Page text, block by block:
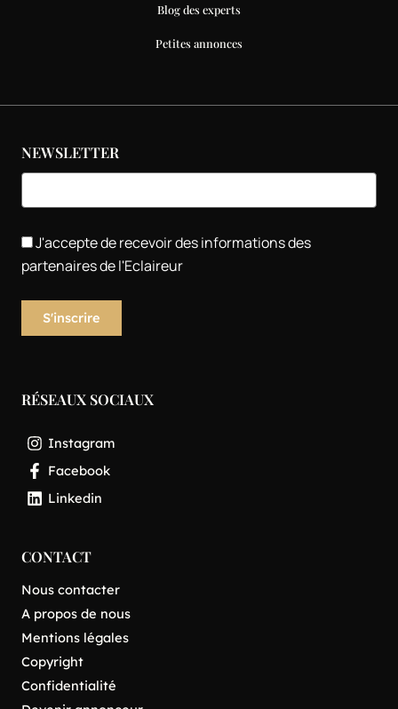
Blog des experts
Petites annonces
NEWSLETTER
J'accepte de recevoir des informations des
partenaires de l'Eclaireur
RÉSEAUX SOCIAUX
Instagram
Facebook
Linkedin
CONTACT
Nous contacter
A propos de nous
Mentions légales
Copyright
Confidentialité